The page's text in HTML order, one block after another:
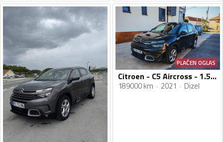
PLAĆEN OGLAS
Citroen - C5 Aircross - 1.5hdi, automatik
189000 km 2021 Dizel